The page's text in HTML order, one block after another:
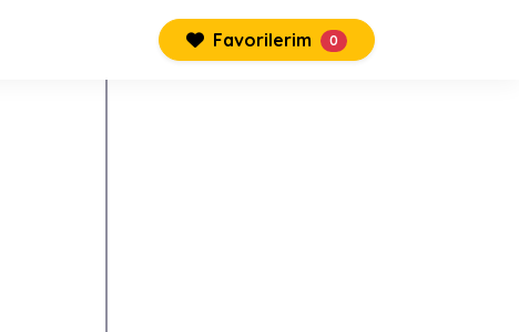
Favorilerim 0